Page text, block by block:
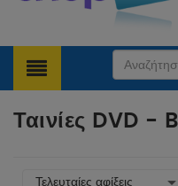
Ταινίες DVD -